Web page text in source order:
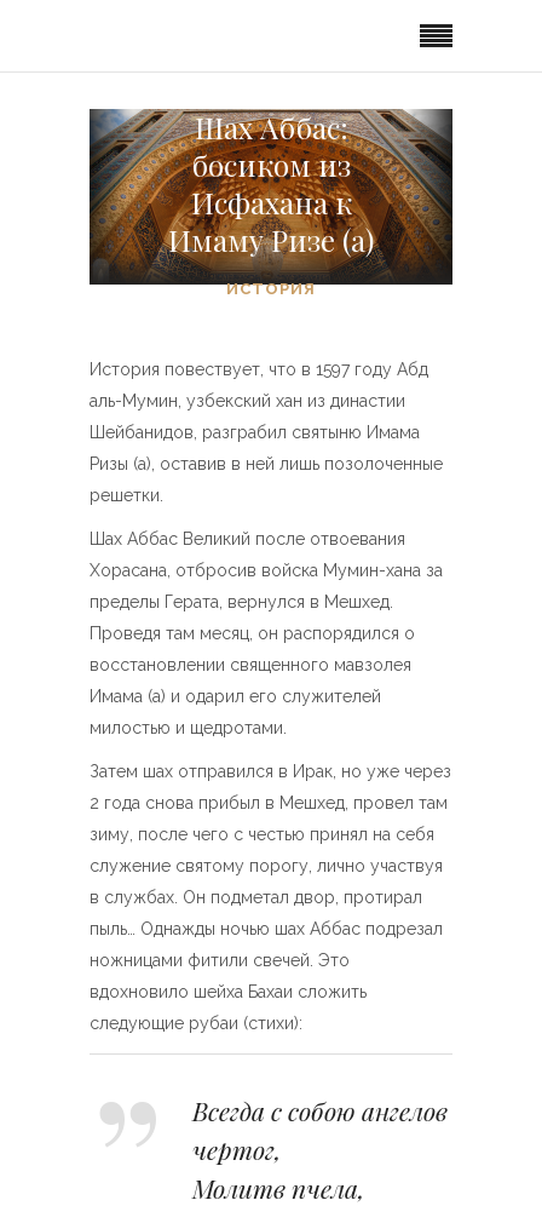
Шах Аббас:
босиком из
Исфахана к
Имаму Ризе (а)
ИСТОРИЯ
История повествует, что в 1597 году Абд
аль-Мумин, узбекский хан из династии
Шейбанидов, разграбил святыню Имама
Ризы (а), оставив в ней лишь позолоченные
решетки.
Шах Аббас Великий после отвоевания
Хорасана, отбросив войска Мумин-хана за
пределы Герата, вернулся в Мешхед.
Проведя там месяц, он распорядился о
восстановлении священного мавзолея
Имама (а) и одарил его служителей
милостью и щедротами.
Затем шах отправился в Ирак, но уже через
2 года снова прибыл в Мешхед, провел там
зиму, после чего с честью принял на себя
служение святому порогу, лично участвуя
в службах. Он подметал двор, протирал
пыль… Однажды ночью шах Аббас подрезал
ножницами фитили свечей. Это
вдохновило шейха Бахаи сложить
следующие рубаи (стихи):
Всегда с собою ангелов
чертог,
Молитв пчела,